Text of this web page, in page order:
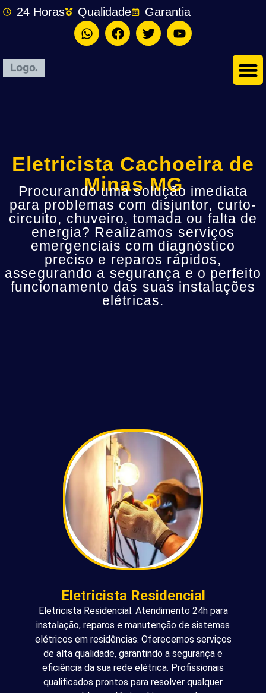
24 Horas Qualidade Garantia
Eletricista Cachoeira de
Minas MG
Procurando uma solução imediata
para problemas com disjuntor, curto-
circuito, chuveiro, tomada ou falta de
energia? Realizamos serviços
emergenciais com diagnóstico
preciso e reparos rápidos,
assegurando a segurança e o perfeito
funcionamento das suas instalações
elétricas.
Eletricista Residencial
Eletricista Residencial: Atendimento 24h para
instalação, reparos e manutenção de sistemas
elétricos em residências. Oferecemos serviços
de alta qualidade, garantindo a segurança e
eficiência da sua rede elétrica. Profissionais
qualificados prontos para resolver qualquer